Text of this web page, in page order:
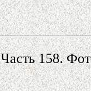
Часть 158.